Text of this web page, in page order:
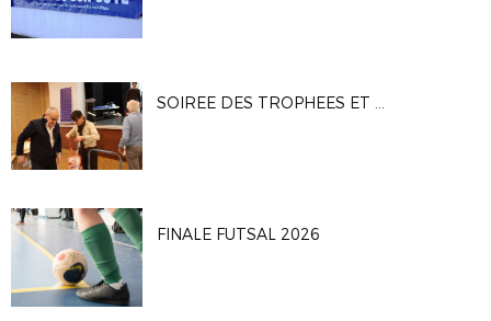
SOIREE DES TROPHEES ET DES BENEVOLES
FINALE FUTSAL 2026